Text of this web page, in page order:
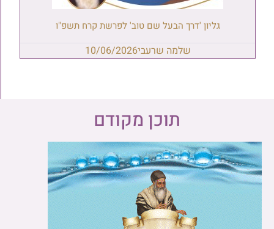
גליון 'דרך הבעל שם טוב' לפרשת קרח תשפ"ו
שלמה שרעבי10/06/2026
תוכן מקודם